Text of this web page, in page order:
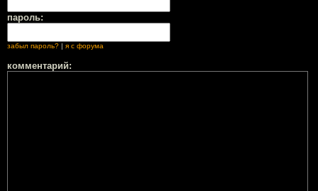
пароль:
забыл пароль? я с форума
комментарий: